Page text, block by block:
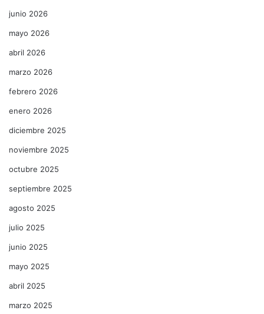
junio 2026
mayo 2026
abril 2026
marzo 2026
febrero 2026
enero 2026
diciembre 2025
noviembre 2025
octubre 2025
septiembre 2025
agosto 2025
julio 2025
junio 2025
mayo 2025
abril 2025
marzo 2025